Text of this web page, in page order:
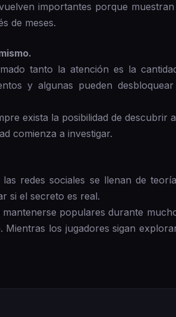
importantes porque
de meses.
tanto la atención es la
y algunas pueden
exista la posibilidad de descubrir
comienza a investigar.
redes sociales se llenan de
si el secreto es real.
populares durante
Mientras los jugadores sigan